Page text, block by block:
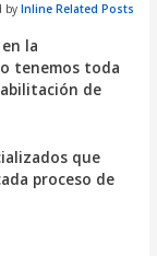
by Inline Related Posts
la
tenemos toda
de
que
proceso de